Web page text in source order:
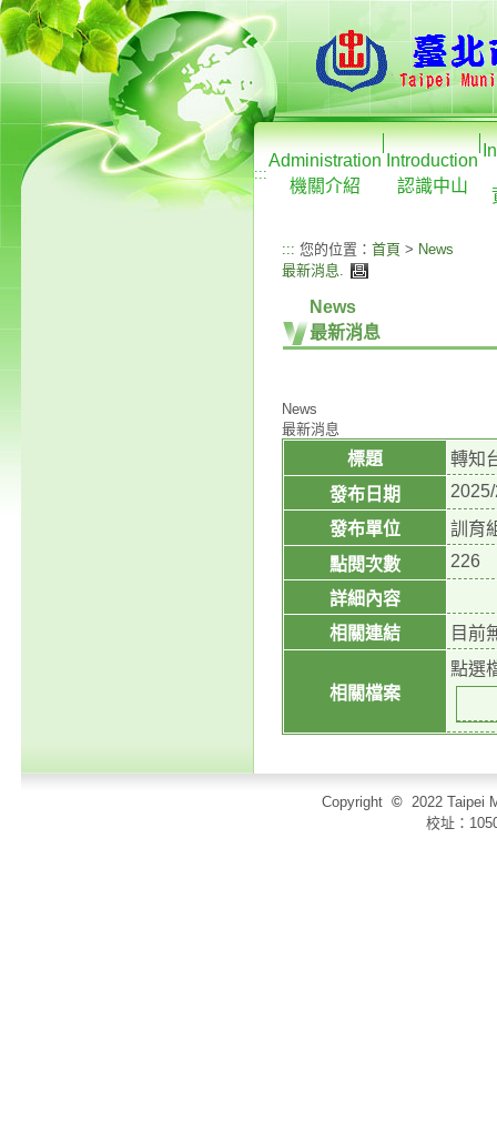
:::
Administration
機關介紹
Introduction
認識中山
::: 您的位置： 首頁 > News
最新消息.
News
最新消息
News
最新消息
標題
轉知
發布日期
發布單位
訓育
點閱次數
226
詳細內容
相關連結
目前
相關檔案
點選
Copyright © 2022 Taipei
校址：